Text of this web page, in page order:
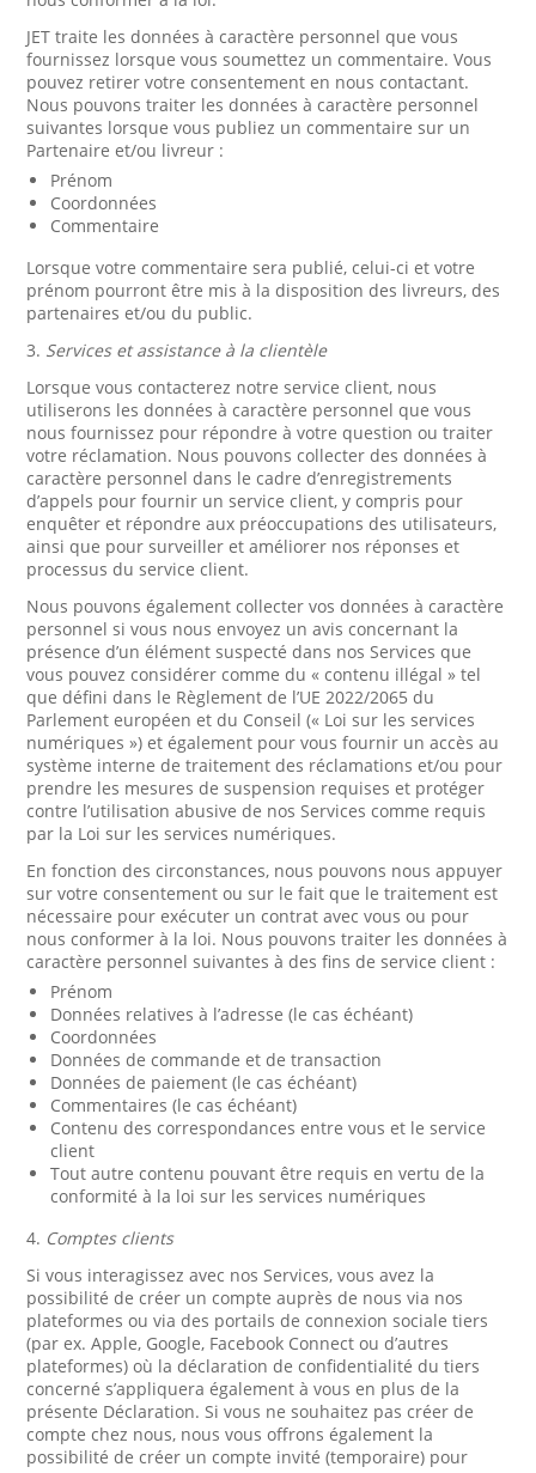
JET traite les données à caractère personnel que vous
fournissez lorsque vous soumettez un commentaire. Vous
pouvez retirer votre consentement en nous contactant.
Nous pouvons traiter les données à caractère personnel
suivantes lorsque vous publiez un commentaire sur un
Partenaire et/ou livreur :
Prénom
Coordonnées
Commentaire
Lorsque votre commentaire sera publié, celui-ci et votre
prénom pourront être mis à la disposition des livreurs, des
partenaires et/ou du public.
3. Services et assistance à la clientèle
Lorsque vous contacterez notre service client, nous
utiliserons les données à caractère personnel que vous
nous fournissez pour répondre à votre question ou traiter
votre réclamation. Nous pouvons collecter des données à
caractère personnel dans le cadre d’enregistrements
d’appels pour fournir un service client, y compris pour
enquêter et répondre aux préoccupations des utilisateurs,
ainsi que pour surveiller et améliorer nos réponses et
processus du service client.
Nous pouvons également collecter vos données à caractère
personnel si vous nous envoyez un avis concernant la
présence d’un élément suspecté dans nos Services que
vous pouvez considérer comme du « contenu illégal » tel
que défini dans le Règlement de l’UE 2022/2065 du
Parlement européen et du Conseil (« Loi sur les services
numériques ») et également pour vous fournir un accès au
système interne de traitement des réclamations et/ou pour
prendre les mesures de suspension requises et protéger
contre l’utilisation abusive de nos Services comme requis
par la Loi sur les services numériques.
En fonction des circonstances, nous pouvons nous appuyer
sur votre consentement ou sur le fait que le traitement est
nécessaire pour exécuter un contrat avec vous ou pour
nous conformer à la loi. Nous pouvons traiter les données à
caractère personnel suivantes à des fins de service client :
Prénom
Données relatives à l’adresse (le cas échéant)
Coordonnées
Données de commande et de transaction
Données de paiement (le cas échéant)
Commentaires (le cas échéant)
Contenu des correspondances entre vous et le service
client
Tout autre contenu pouvant être requis en vertu de la
conformité à la loi sur les services numériques
4. Comptes clients
Si vous interagissez avec nos Services, vous avez la
possibilité de créer un compte auprès de nous via nos
plateformes ou via des portails de connexion sociale tiers
(par ex. Apple, Google, Facebook Connect ou d’autres
plateformes) où la déclaration de confidentialité du tiers
concerné s’appliquera également à vous en plus de la
présente Déclaration. Si vous ne souhaitez pas créer de
compte chez nous, nous vous offrons également la
possibilité de créer un compte invité (temporaire) pour